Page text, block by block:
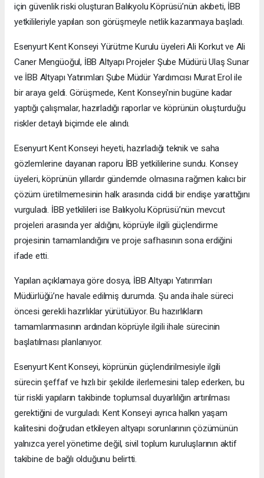
için güvenlik riski oluşturan Balıkyolu Köprüsü’nün akıbeti, İBB
yetkilileriyle yapılan son görüşmeyle netlik kazanmaya başladı.
Esenyurt Kent Konseyi Yürütme Kurulu üyeleri Ali Korkut ve Ali
Caner Mengüoğul, İBB Altyapı Projeler Şube Müdürü Ulaş Sunar
ve İBB Altyapı Yatırımları Şube Müdür Yardımcısı Murat Erol ile
bir araya geldi. Görüşmede, Kent Konseyi'nin bugüne kadar
yaptığı çalışmalar, hazırladığı raporlar ve köprünün oluşturduğu
riskler detaylı biçimde ele alındı.
Esenyurt Kent Konseyi heyeti, hazırladığı teknik ve saha
gözlemlerine dayanan raporu İBB yetkililerine sundu. Konsey
üyeleri, köprünün yıllardır gündemde olmasına rağmen kalıcı bir
çözüm üretilmemesinin halk arasında ciddi bir endişe yarattığını
vurguladı. İBB yetkilileri ise Balıkyolu Köprüsü’nün mevcut
projeleri arasında yer aldığını, köprüyle ilgili güçlendirme
projesinin tamamlandığını ve proje safhasının sona erdiğini
ifade etti.
Yapılan açıklamaya göre dosya, İBB Altyapı Yatırımları
Müdürlüğü’ne havale edilmiş durumda. Şu anda ihale süreci
öncesi gerekli hazırlıklar yürütülüyor. Bu hazırlıkların
tamamlanmasının ardından köprüyle ilgili ihale sürecinin
başlatılması planlanıyor.
Esenyurt Kent Konseyi, köprünün güçlendirilmesiyle ilgili
sürecin şeffaf ve hızlı bir şekilde ilerlemesini talep ederken, bu
tür riskli yapıların takibinde toplumsal duyarlılığın artırılması
gerektiğini de vurguladı. Kent Konseyi ayrıca halkın yaşam
kalitesini doğrudan etkileyen altyapı sorunlarının çözümünün
yalnızca yerel yönetime değil, sivil toplum kuruluşlarının aktif
takibine de bağlı olduğunu belirtti.